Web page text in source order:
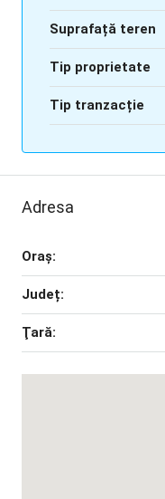
Suprafață teren
Tip proprietate
Tip tranzacție
Adresa
Oraş:
Județ:
Ţară: